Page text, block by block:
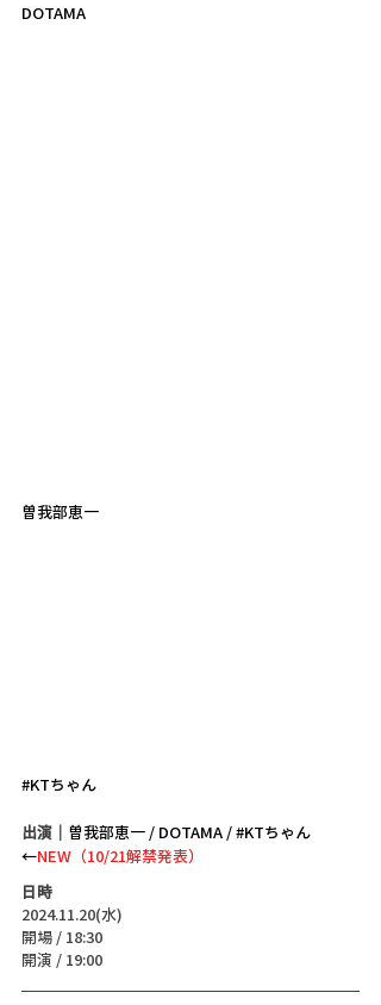
DOTAMA
曽我部恵一
#KTちゃん
出演｜ 曽我部恵一 / DOTAMA / #KTちゃん
←NEW（10/21解禁発表）
日時
2024.11.20(水)
開場 / 18:30
開演 / 19:00